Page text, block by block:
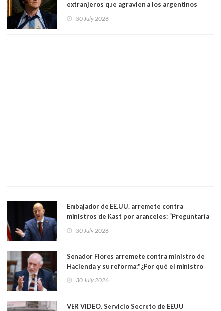
extranjeros que agravien a los argentinos
luego del mundial
30 July 2026
Embajador de EE.UU. arremete contra
ministros de Kast por aranceles: “Preguntaría
si ese ministro realmente ha leído el Tratado.
Yo diría que no”
30 July 2026
Senador Flores arremete contra ministro de
Hacienda y su reforma:"¿Por qué el ministro
Quiroz se empecina en favorecer a municipios
más ricos, pasándole la aplanadora a los
30 July 2026
VER VIDEO. Servicio Secreto de EEUU